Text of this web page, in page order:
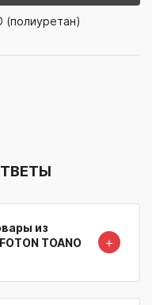
(полиуретан)
из
TOANO
＋